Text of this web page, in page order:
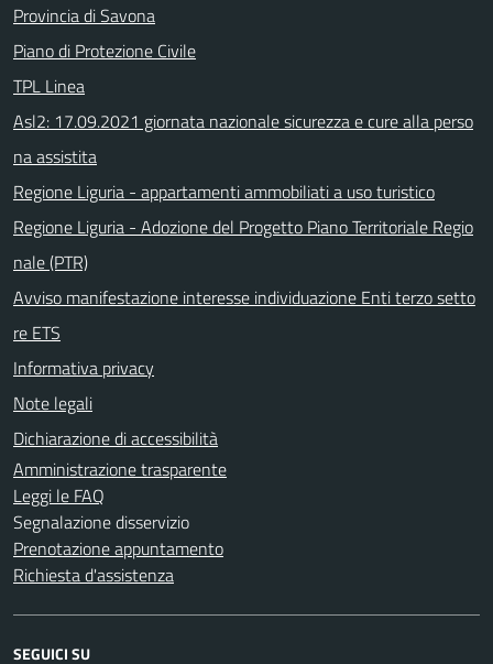
Provincia di Savona
Piano di Protezione Civile
TPL Linea
Asl2: 17.09.2021 giornata nazionale sicurezza e cure alla perso
na assistita
Regione Liguria - appartamenti ammobiliati a uso turistico
Regione Liguria - Adozione del Progetto Piano Territoriale Regio
nale (PTR)
Avviso manifestazione interesse individuazione Enti terzo setto
re ETS
Informativa privacy
Note legali
Dichiarazione di accessibilità
Amministrazione trasparente
Leggi le FAQ
Segnalazione disservizio
Prenotazione appuntamento
Richiesta d'assistenza
SEGUICI SU